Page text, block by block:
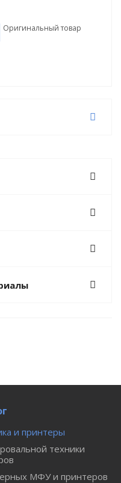
Оригинальный товар
и принтеры
техники
МФУ и принтеров